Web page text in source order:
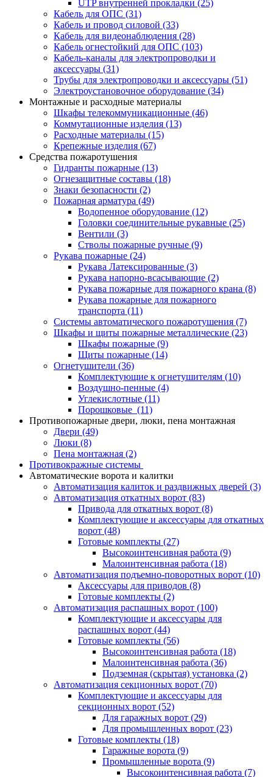
UTP внутренней прокладки (25)
Кабель для ОПС (31)
Кабель и провод силовой (33)
Кабель для видеонаблюдения (28)
Кабель огнестойкий для ОПС (103)
Кабель-каналы для электропроводки и
аксессуары (31)
Трубы для электропроводки и аксессуары (51)
Электроустановочное оборудование (34)
Монтажные и расходные материалы
Шкафы телекоммуникационные (46)
Коммутационные изделия (13)
Расходные материалы (15)
Крепежные изделия (67)
Средства пожаротушения
Гидранты пожарные (13)
Огнезащитные составы (18)
Знаки безопасности (2)
Пожарная арматура (49)
Водопенное оборудование (12)
Головки соединительные рукавные (25)
Вентили (3)
Стволы пожарные ручные (9)
Рукава пожарные (24)
Рукава Латексированные (3)
Рукава напорно-всасывающие (2)
Рукава пожарные для пожарного крана (8)
Рукава пожарные для пожарного
транспорта (11)
Системы автоматического пожаротушения (7)
Шкафы и щиты пожарные металлические (23)
Шкафы пожарные (9)
Щиты пожарные (14)
Огнетушители (36)
Комплектующие к огнетушителям (10)
Воздушно-пенные (4)
Углекислотные (11)
Порошковые (11)
Противопожарные двери, люки, пена монтажная
Двери (49)
Люки (8)
Пена монтажная (2)
Противокражные системы
Автоматические ворота и калитки
Автоматизация калиток и раздвижных дверей (3)
Автоматизация откатных ворот (83)
Привода для откатных ворот (8)
Комплектующие и аксессуары для откатных
ворот (48)
Готовые комплекты (27)
Высокоинтенсивная работа (9)
Малоинтенсивная работа (18)
Автоматизация подъемно-поворотных ворот (10)
Аксессуары для приводов (8)
Готовые комплекты (2)
Автоматизация распашных ворот (100)
Комплектующие и аксессуары для
распашных ворот (44)
Готовые комплекты (56)
Высокоинтенсивная работа (18)
Малоинтенсивная работа (36)
Подземная (скрытая) установка (2)
Автоматизация секционных ворот (70)
Комплектующие и аксессуары для
секционных ворот (52)
Для гаражных ворот (29)
Для промышленных ворот (23)
Готовые комплекты (18)
Гаражные ворота (9)
Промышленные ворота (9)
Высокоинтенсивная работа (7)